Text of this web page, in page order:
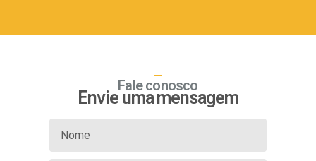
Fale conosco
Envie uma mensagem